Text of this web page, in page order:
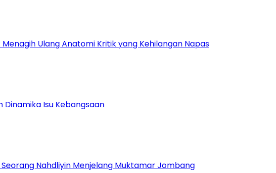
Menagih Ulang Anatomi Kritik yang Kehilangan Napas
Dinamika Isu Kebangsaan
Nahdliyin Menjelang Muktamar Jombang